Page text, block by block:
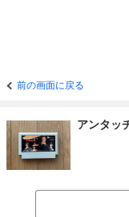
前の画面に戻る
アンタッ